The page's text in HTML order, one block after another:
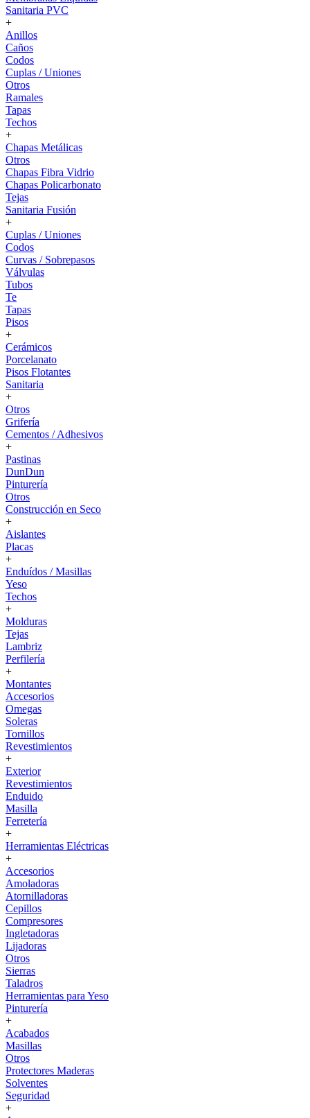
Sanitaria PVC
+
Anillos
Caños
Codos
Cuplas / Uniones
Otros
Ramales
Tapas
Techos
+
Chapas Metálicas
Otros
Chapas Fibra Vidrio
Chapas Policarbonato
Tejas
Sanitaria Fusión
+
Cuplas / Uniones
Codos
Curvas / Sobrepasos
Válvulas
Tubos
Te
Tapas
Pisos
+
Cerámicos
Porcelanato
Pisos Flotantes
Sanitaria
+
Otros
Grifería
Cementos / Adhesivos
+
Pastinas
DunDun
Pinturería
Otros
Construcción en Seco
+
Aislantes
Placas
+
Enduídos / Masillas
Yeso
Techos
+
Molduras
Tejas
Lambriz
Perfilería
+
Montantes
Accesorios
Omegas
Soleras
Tornillos
Revestimientos
+
Exterior
Revestimientos
Enduido
Masilla
Ferretería
+
Herramientas Eléctricas
+
Accesorios
Amoladoras
Atornilladoras
Cepillos
Compresores
Ingletadoras
Lijadoras
Otros
Sierras
Taladros
Herramientas para Yeso
Pinturería
+
Acabados
Masillas
Otros
Protectores Maderas
Solventes
Seguridad
+